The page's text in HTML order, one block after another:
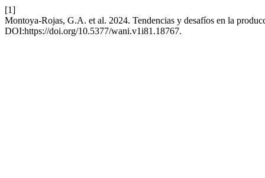
[1]
Montoya-Rojas, G.A. et al. 2024. Tendencias y desafíos en la
DOI:https://doi.org/10.5377/wani.v1i81.18767.